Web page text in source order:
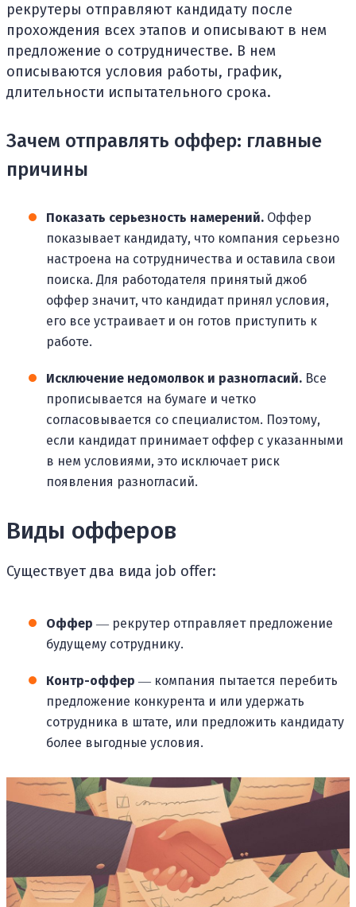
рекрутеры отправляют кандидату после
прохождения всех этапов и описывают в нем
предложение о сотрудничестве. В нем
описываются условия работы, график,
длительности испытательного срока.
Зачем отправлять оффер: главные
причины
Показать серьезность намерений. Оффер
показывает кандидату, что компания серьезно
настроена на сотрудничества и оставила свои
поиска. Для работодателя принятый джоб
оффер значит, что кандидат принял условия,
его все устраивает и он готов приступить к
работе.
Исключение недомолвок и разногласий. Все
прописывается на бумаге и четко
согласовывается со специалистом. Поэтому,
если кандидат принимает оффер с указанными
в нем условиями, это исключает риск
появления разногласий.
Виды офферов
Существует два вида job offer:
Оффер ― рекрутер отправляет предложение
будущему сотруднику.
Контр-оффер ― компания пытается перебить
предложение конкурента и или удержать
сотрудника в штате, или предложить кандидату
более выгодные условия.